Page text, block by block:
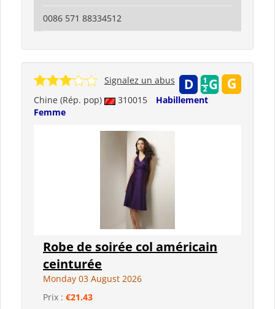
0086 571 88334512
Chine (Rép. pop) 310015
Habillement
Femme
Signalez un abus
Robe de soirée col américain
ceinturée
Monday 03 August 2026
Prix : €21.43